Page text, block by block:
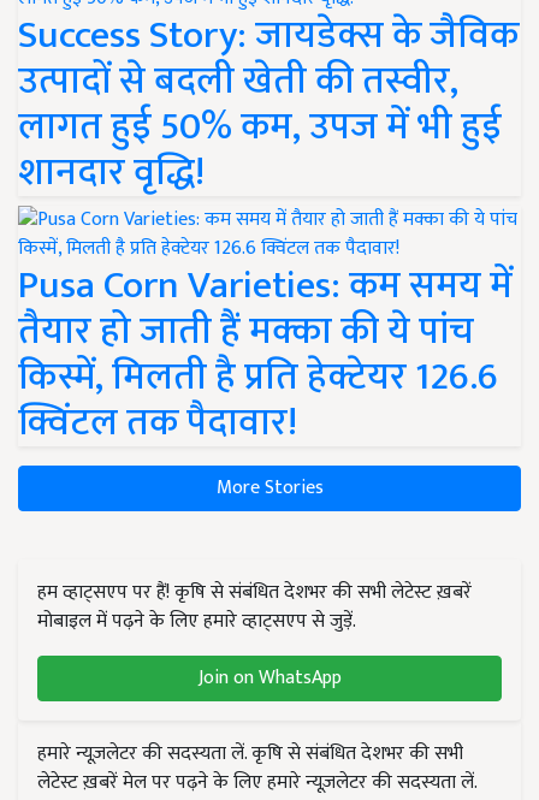
Success Story: जायडेक्स के जैविक
उत्पादों से बदली खेती की तस्वीर,
लागत हुई 50% कम, उपज में भी हुई
शानदार वृद्धि!
Pusa Corn Varieties: कम समय में
तैयार हो जाती हैं मक्का की ये पांच
किस्में, मिलती है प्रति हेक्टेयर 126.6
क्विंटल तक पैदावार!
More Stories
हम व्हाट्सएप पर हैं! कृषि से संबंधित देशभर की सभी लेटेस्ट ख़बरें
मोबाइल में पढ़ने के लिए हमारे व्हाट्सएप से जुड़ें.
Join on WhatsApp
हमारे न्यूज़लेटर की सदस्यता लें. कृषि से संबंधित देशभर की सभी
लेटेस्ट ख़बरें मेल पर पढ़ने के लिए हमारे न्यूज़लेटर की सदस्यता लें.